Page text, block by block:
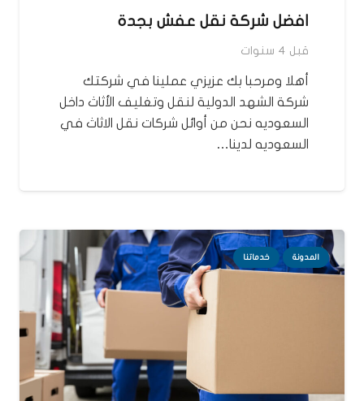
افضل شركة نقل عفش بجدة
قبل 4 سنوات
أهلا ومرحبا بك عزيزي عملينا في شركتك
شركة الشهد الدولية لنقل وتغليف الأثاث داخل
السعوديه نحن من أوائل شركات نقل الاثاث في
السعوديه لدينا…
المدونة خدماتنا